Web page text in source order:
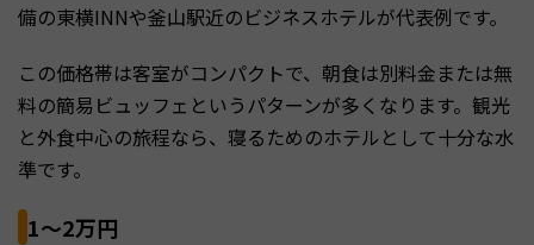
備の東横INNや釜山駅近のビジネスホテルが代表例です。
この価格帯は客室がコンパクトで、朝食は別料金または無
料の簡易ビュッフェというパターンが多くなります。観光
と外食中心の旅程なら、寝るためのホテルとして十分な水
準です。
1〜2万円